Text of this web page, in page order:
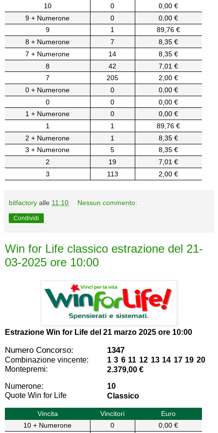
10
0
0,00 €
9 + Numerone
0
0,00 €
9
1
89,76 €
8 + Numerone
7
8,35 €
7 + Numerone
14
8,35 €
8
42
7,01 €
7
205
2,00 €
0 + Numerone
0
0,00 €
0
0
0,00 €
1 + Numerone
0
0,00 €
1
1
89,76 €
2 + Numerone
1
8,35 €
3 + Numerone
5
8,35 €
2
19
7,01 €
3
113 2,00 €
bitfactory alle 11:10 Nessun commento:
Condividi
Win for Life classico estrazione del 21-
03-2025 ore 10:00
Estrazione Win for Life del 21 marzo 2025 ore 10:00
Numero Concorso: 1347
Combinazione vincente:
1 3 6 11 12 13 14 17 19 20
Montepremi:
2.379,00 €
Numerone:
10
Quote Win for Life
Classico
Vincita Vincitori
Euro
10 + Numerone
0
0,00 €